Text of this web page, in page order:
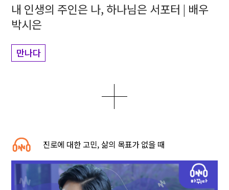
내 인생의 주인은 나, 하나님은 서포터 | 배우
박시은
만나다
진로에 대한 고민, 삶의 목표가 없을 때